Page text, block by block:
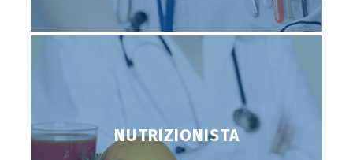
NUTRIZIONISTA